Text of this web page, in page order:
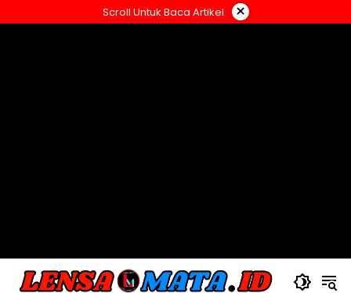
ke
Scroll Untuk Baca Artikel ×